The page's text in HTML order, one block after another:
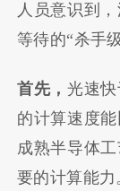
人员意识到
等待的“杀手
首先，光速
的计算速度
成熟半导体
要的计算能力